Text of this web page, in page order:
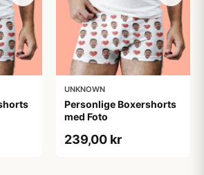
UNKNOWN
Personlige Boxershorts
med Foto
239,00 kr